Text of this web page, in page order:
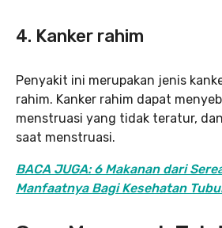
4. Kanker rahim
Penyakit ini merupakan jenis
rahim. Kanker rahim dapat
menstruasi yang tidak teratur,
saat menstruasi.
BACA JUGA: 6 Makanan dari
Manfaatnya Bagi Kesehatan